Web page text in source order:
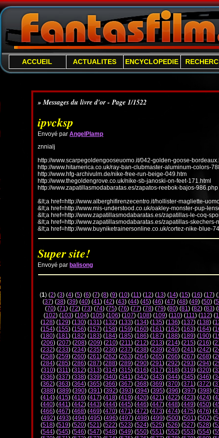
ACCUEIL ACTUALITES ENCYCLOPEDIE
» Messages du livre d'or - Page 1/1522
ipvcksp
Envoyé parAngelPlamp
znnialj
http://www.scarpegoldengooseuomo.it/042-golden-goose-
http://www.hitamerica.co.uk/ray-ban-clubmaster-aluminum-colors-
http://www.hfg-archivulm.de/nike-free-run-beige-049.htm
http://www.thegoldengrove.co.uk/nike-sb-janoski-on-feet-171.html
http://www.zapatillasmodabaratas.es/zapatos-reebok-bajos-986.php
&lt;a href=http://www.alberghifirenzecentro.it/hollister-magliette-
&lt;a href=http://www.mis-understood.co.uk/oakley-monster-pup-
&lt;a href=http://www.zapatillasmodabaratas.es/zapatillas-le-coq-
&lt;a href=http://www.zapatillasmodabaratas.es/zapatillas-
&lt;a href=http://www.buyniketrainersonline.co.uk/cortez-nike-blue-
Super site!
Envoyé par balisong
(1) (2) (3) (4) (5) (6) (7) (8) (9) (10) (11) (12) (13) (14) (15) (16) (17) (
(37) (38) (39) (40) (41) (42) (43) (44) (45) (46) (47) (48) (49) (50) (
(70) (71) (72) (73) (74) (75) (76) (77) (78) (79) (80) (81) (82) (83) (
(102) (103) (104) (105) (106) (107) (108) (109) (110) (111) (112) (
(128) (129) (130) (131) (132) (133) (134) (135) (136) (137) (138) (
(154) (155) (156) (157) (158) (159) (160) (161) (162) (163) (164) (
(180) (181) (182) (183) (184) (185) (186) (187) (188) (189) (190) (
(206) (207) (208) (209) (210) (211) (212) (213) (214) (215) (216) (
(232) (233) (234) (235) (236) (237) (238) (239) (240) (241) (242) (
(258) (259) (260) (261) (262) (263) (264) (265) (266) (267) (268) (
(284) (285) (286) (287) (288) (289) (290) (291) (292) (293) (294) (
(310) (311) (312) (313) (314) (315) (316) (317) (318) (319) (320) (
(336) (337) (338) (339) (340) (341) (342) (343) (344) (345) (346) (
(362) (363) (364) (365) (366) (367) (368) (369) (370) (371) (372) (
(388) (389) (390) (391) (392) (393) (394) (395) (396) (397) (398) (
(414) (415) (416) (417) (418) (419) (420) (421) (422) (423) (424) (
(440) (441) (442) (443) (444) (445) (446) (447) (448) (449) (450) (
(466) (467) (468) (469) (470) (471) (472) (473) (474) (475) (476) (
(492) (493) (494) (495) (496) (497) (498) (499) (500) (501) (502) (
(518) (519) (520) (521) (522) (523) (524) (525) (526) (527) (528) (
(544) (545) (546) (547) (548) (549) (550) (551) (552) (553) (554) (